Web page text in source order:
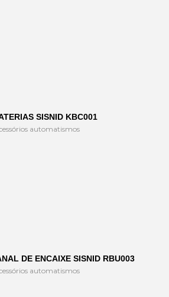
SISNID KBC001
automatismos
DE ENCAIXE SISNID RBU003
automatismos